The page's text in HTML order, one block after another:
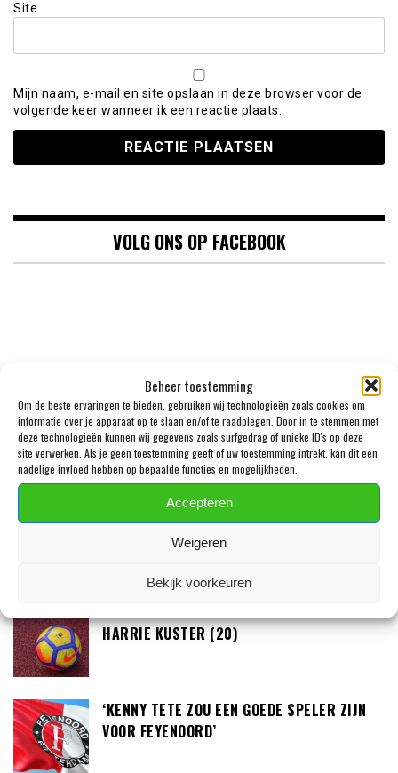
Beheer toestemming
Om de beste ervaringen te bieden, gebruiken wij technologieën zoals cookies om
informatie over je apparaat op te slaan en/of te raadplegen. Door in te stemmen met
deze technologieën kunnen wij gegevens zoals surfgedrag of unieke ID's op deze
site verwerken. Als je geen toestemming geeft of uw toestemming intrekt, kan dit een
nadelige invloed hebben op bepaalde functies en mogelijkheden.
Accepteren
Weigeren
Bekijk voorkeuren
Site
Mijn naam, e-mail en site opslaan in deze browser voor de
volgende keer wanneer ik een reactie plaats.
VOLG ONS OP FACEBOOK
LAATSTE BERICHTEN
JULIAN BRANDT EN TOLU AROKODARE GAAN
DE EREDIVISIE SLOPEN
HARRIE KUSTER (20)
‘KENNY TETE ZOU EEN GOEDE SPELER ZIJN
VOOR FEYENOORD’